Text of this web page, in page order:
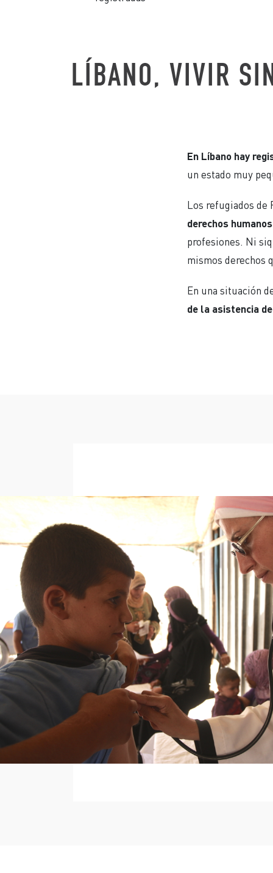
LÍBANO, VIVIR
En Líbano hay
un estado muy
Los refugiados de
derechos
profesiones. Ni
mismos derechos
En una situación
de la asistencia